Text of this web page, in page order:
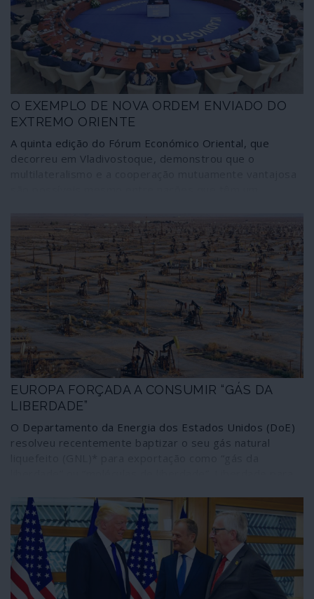
opções disponíveis até ao momento, designadamente a
importação de gás natural liquefeito (GNL) norte-
americano, a mais dispendiosa - mas que é exigida por
Washington através da ameaça de sanções.
O EXEMPLO DE NOVA ORDEM ENVIADO DO
EXTREMO ORIENTE
A quinta edição do Fórum Económico Oriental, que
decorreu em Vladivostoque, demonstrou que o
Extremo Oriente, sob a égide da Rússia, várias nações
asiáticas enviaram esta mensagem ao mundo – a de que
uma nova ordem internacional é possível -
significativamente ignorada pelos meios de comunicação
mainstream.
EUROPA FORÇADA A CONSUMIR “GÁS DA
LIBERDADE”
O Departamento da Energia dos Estados Unidos (DoE)
resolveu recentemente baptizar o seu gás natural
barata de gás natural mas está a ser forçada a mudar
para um gás mais caro, originário dos Estados Unidos,
sob ameaça de sanções? Certamente que não.